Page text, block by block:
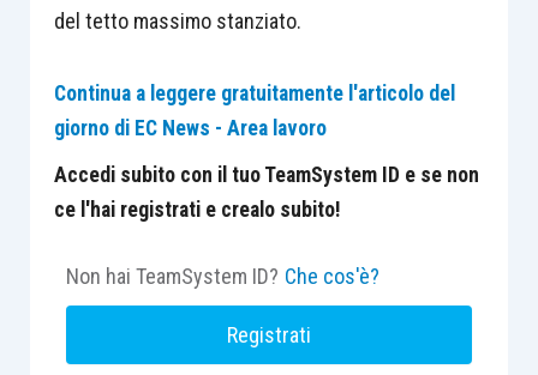
del tetto massimo stanziato.
Continua a leggere gratuitamente l'articolo del
giorno di EC News - Area lavoro
Accedi subito con il tuo TeamSystem ID e se non
ce l'hai registrati e crealo subito!
Non hai TeamSystem ID? Che cos'è?
Registrati